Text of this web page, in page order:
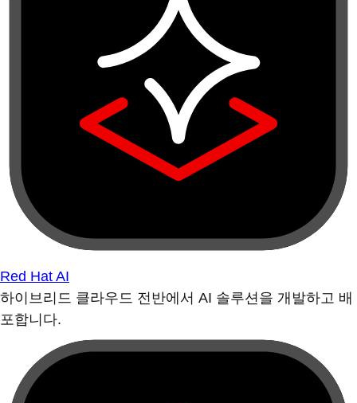
Red Hat AI
하이브리드 클라우드 전반에서 AI 솔루션을 개발하고 배
포합니다.